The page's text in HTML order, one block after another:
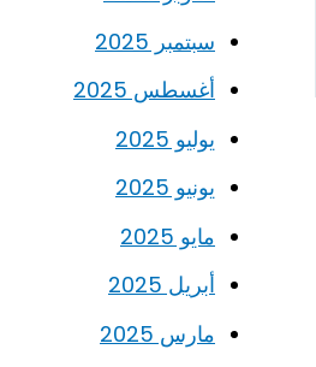
سبتمبر 2025
أغسطس 2025
يوليو 2025
يونيو 2025
مايو 2025
أبريل 2025
مارس 2025